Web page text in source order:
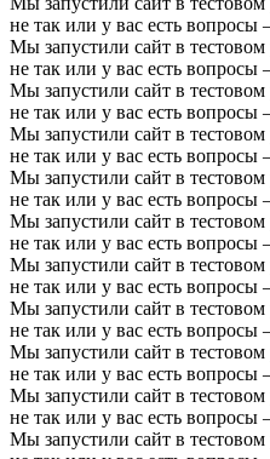
не так или у вас есть
Мы запустили сайт в
не так или у вас есть
Мы запустили сайт в
не так или у вас есть
Мы запустили сайт в
не так или у вас есть
Мы запустили сайт в
не так или у вас есть
Мы запустили сайт в
не так или у вас есть
Мы запустили сайт в
не так или у вас есть
Мы запустили сайт в
не так или у вас есть
Мы запустили сайт в
не так или у вас есть
Мы запустили сайт в
не так или у вас есть
Мы запустили сайт в